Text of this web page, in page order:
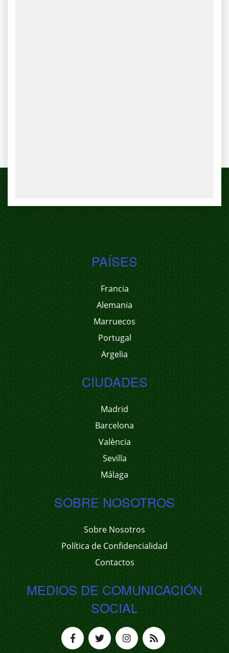
PAÍSES
Francia
Alemania
Marruecos
Portugal
Argelia
CIUDADES
Madrid
Barcelona
València
Sevilla
Málaga
SOBRE NOSOTROS
Sobre Nosotros
Política de Confidencialidad
Contactos
MEDIOS DE COMUNICACIÓN
SOCIAL